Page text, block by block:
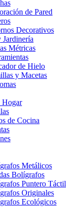
de Pared
Decorativos
Métricas
de Hielo
y Macetas
Hogar
de Cocina
Metálicos
Bolígrafos
Puntero Táctil
Originales
Ecológicos